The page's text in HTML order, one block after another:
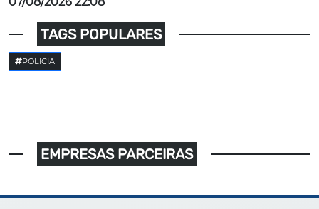
TAGS POPULARES
POLICIA
EMPRESAS PARCEIRAS